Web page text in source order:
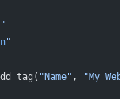
"
"
"Name" , "My